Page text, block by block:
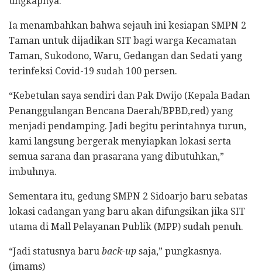
Ia menambahkan bahwa sejauh ini kesiapan SMPN 2
Taman untuk dijadikan SIT bagi warga Kecamatan
Taman, Sukodono, Waru, Gedangan dan Sedati yang
terinfeksi Covid-19 sudah 100 persen.
“Kebetulan saya sendiri dan Pak Dwijo (Kepala Badan
Penanggulangan Bencana Daerah/BPBD,red) yang
menjadi pendamping. Jadi begitu perintahnya turun,
kami langsung bergerak menyiapkan lokasi serta
semua sarana dan prasarana yang dibutuhkan,”
imbuhnya.
Sementara itu, gedung SMPN 2 Sidoarjo baru sebatas
lokasi cadangan yang baru akan difungsikan jika SIT
utama di Mall Pelayanan Publik (MPP) sudah penuh.
“Jadi statusnya baru back-up saja,” pungkasnya.
(imams)